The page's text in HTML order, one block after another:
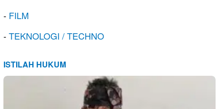
- FILM
-TEKNOLOGI / TECHNO
ISTILAH HUKUM